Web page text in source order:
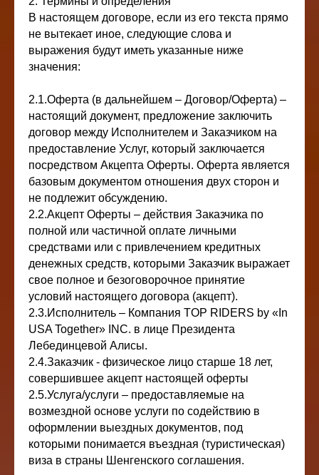
В настоящем договоре, если из его текста прямо
не вытекает иное, следующие слова и
выражения будут иметь указанные ниже
значения:
2.1.Оферта (в дальнейшем – Договор/Оферта) –
настоящий документ, предложение заключить
договор между Исполнителем и Заказчиком на
предоставление Услуг, который заключается
посредством Акцепта Оферты. Оферта является
базовым документом отношения двух сторон и
не подлежит обсуждению.
2.2.Акцепт Оферты – действия Заказчика по
полной или частичной оплате личными
средствами или с привлечением кредитных
денежных средств, которыми Заказчик выражает
свое полное и безоговорочное принятие
условий настоящего договора (акцепт).
2.3.Исполнитель – Компания TOP RIDERS by «In
USA Together» INC. в лице Президента
Лебединцевой Алисы.
2.4.Заказчик - физическое лицо старше 18 лет,
совершившее акцепт настоящей оферты
2.5.Услуга/услуги – предоставляемые на
возмездной основе услуги по содействию в
оформлении выездных документов, под
которыми понимается въездная (туристическая)
виза в страны Шенгенского соглашения.